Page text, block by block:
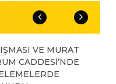
ALTAY, KEÇİLİ
VE MURAT
CADDESİ’NDE